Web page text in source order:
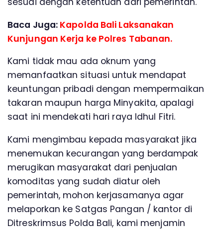
Baca Juga: Kapolda Bali Laksanakan
Kunjungan Kerja ke Polres Tabanan.
Kami tidak mau ada oknum yang
memanfaatkan situasi untuk mendapat
keuntungan pribadi dengan mempermaikan
takaran maupun harga Minyakita, apalagi
saat ini mendekati hari raya Idhul Fitri.
Kami mengimbau kepada masyarakat jika
menemukan kecurangan yang berdampak
merugikan masyarakat dari penjualan
komoditas yang sudah diatur oleh
pemerintah, mohon kerjasamanya agar
melaporkan ke Satgas Pangan / kantor di
Ditreskrimsus Polda Bali, kami menjamin